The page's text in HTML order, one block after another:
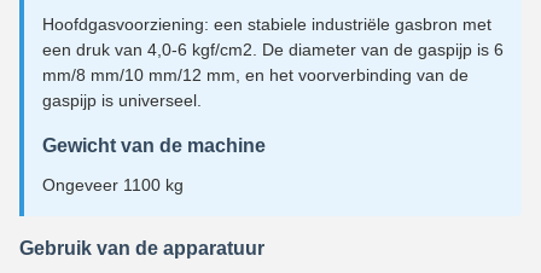
Hoofdgasvoorziening: een stabiele industriële gasbron met
een druk van 4,0-6 kgf/cm2. De diameter van de gaspijp is 6
mm/8 mm/10 mm/12 mm, en het voorverbinding van de
gaspijp is universeel.
Gewicht van de machine
Ongeveer 1100 kg
Gebruik van de apparatuur